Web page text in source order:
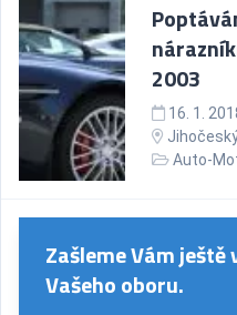
2003
16. 1.
Auto-
Zašleme Vám ještě
Vašeho oboru.